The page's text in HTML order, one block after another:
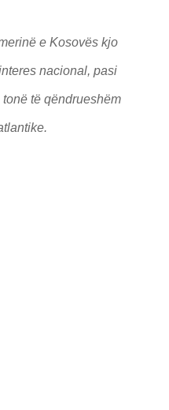
e Kosovës kjo
nacional, pasi
të qëndrueshëm